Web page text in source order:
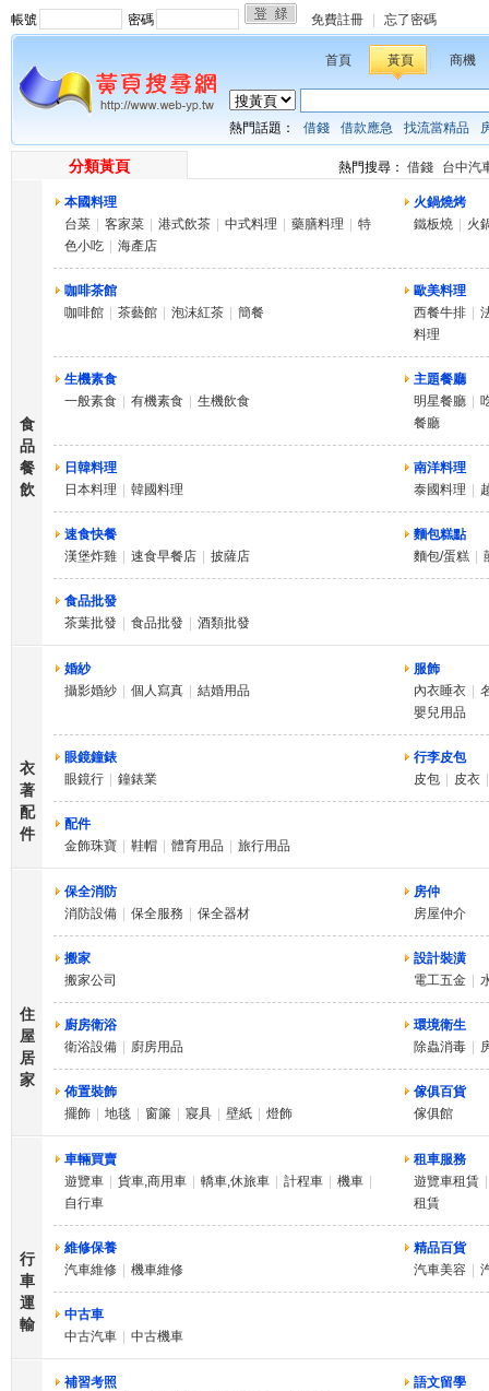
帳號 密碼 免費註冊 忘了密碼
首頁 黃頁 商機
熱門話題： 借錢 借款應急 找流當精品
分類黃頁 熱門搜尋： 借錢 台中汽
食
品
餐
飲
本國料理
台菜
客家菜 港式飲茶 中式料理 藥膳料理
特
色小吃
海產店
火鍋燒烤
鐵板燒
火
咖啡茶館
咖啡館
茶藝館 泡沫紅茶 簡餐
歐美料理
西餐牛排
料理
生機素食
一般素食
有機素食 生機飲食
主題餐廳
明星餐廳
餐廳
日韓料理
日本料理
韓國料理
南洋料理
泰國料理
速食快餐
漢堡炸雞
速食早餐店 披薩店
麵包糕點
麵包/蛋糕
食品批發
茶葉批發
食品批發 酒類批發
衣
著
配
件
婚紗
攝影婚紗
個人寫真 結婚用品
服飾
內衣睡衣
嬰兒用品
眼鏡鐘錶
眼鏡行
鐘錶業
行李皮包
皮包
皮衣
配件
金飾珠寶
鞋帽 體育用品 旅行用品
住
屋
居
家
保全消防
消防設備
保全服務 保全器材
房仲
房屋仲介
搬家
搬家公司
設計裝潢
電工五金
廚房衛浴
衛浴設備
廚房用品
環境衛生
除蟲消毒
佈置裝飾
擺飾
地毯 窗簾 寢具 壁紙 燈飾
傢俱百貨
傢俱館
行
車
運
輸
車輛買賣
遊覽車
貨車,商用車 轎車,休旅車 計程車 機車
自行車
租車服務
遊覽車租賃
租賃
維修保養
汽車維修
機車維修
精品百貨
汽車美容
中古車
中古汽車
中古機車
補習考照
語文留學